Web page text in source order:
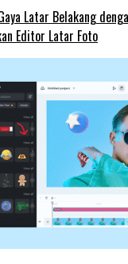
Latar Belakang
Editor Latar Foto